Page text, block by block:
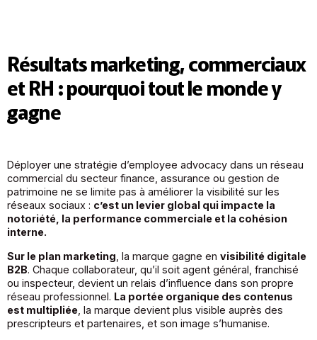
Résultats marketing, commerciaux
et RH : pourquoi tout le monde y
gagne
Déployer une stratégie d’employee advocacy dans un réseau
commercial du secteur finance, assurance ou gestion de
patrimoine ne se limite pas à améliorer la visibilité sur les
réseaux sociaux : c’est un levier global qui impacte la
notoriété, la performance commerciale et la cohésion
interne.
Sur le plan marketing , la marque gagne en visibilité digitale
B2B. Chaque collaborateur, qu’il soit agent général, franchisé
ou inspecteur, devient un relais d’influence dans son propre
réseau professionnel. La portée organique des contenus
est multipliée , la marque devient plus visible auprès des
prescripteurs et partenaires, et son image s’humanise.